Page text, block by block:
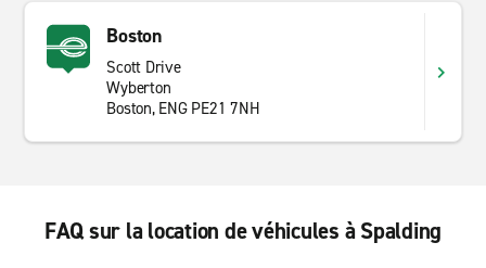
Boston
Scott Drive
Wyberton
Boston, ENG PE21 7NH
FAQ sur la location de véhicules à Spalding